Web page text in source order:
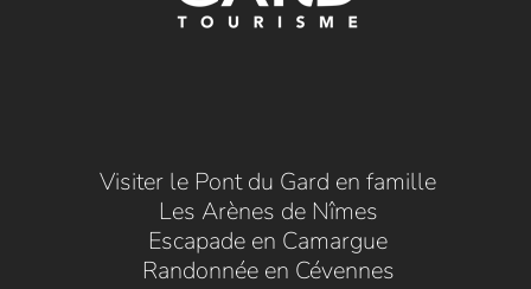
Visiter le Pont du Gard en famille
Les Arènes de Nîmes
Escapade en Camargue
Randonnée en Cévennes